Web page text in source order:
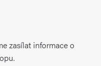
zasílat informace o